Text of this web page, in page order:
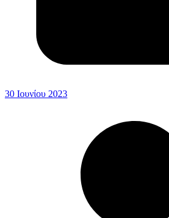
30 Ιουνίου 2023